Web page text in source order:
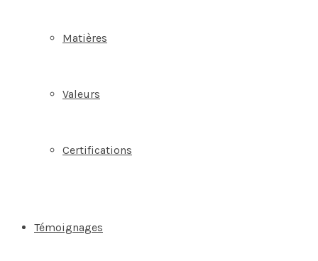
Matières
Valeurs
Certifications
Témoignages